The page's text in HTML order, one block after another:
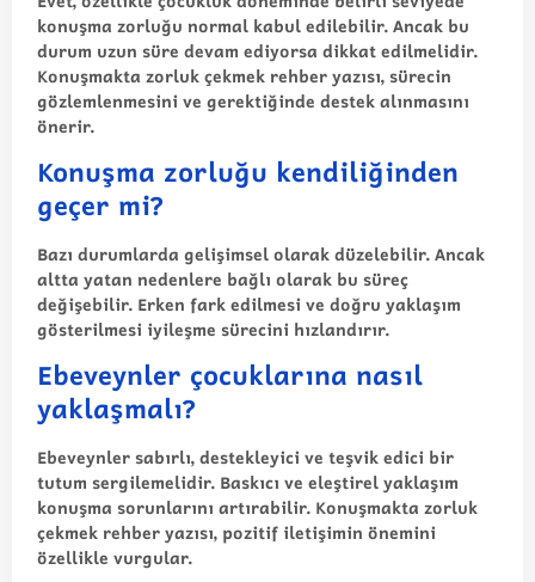
konuşma zorluğu normal kabul edilebilir. Ancak bu
durum uzun süre devam ediyorsa dikkat edilmelidir.
Konuşmakta zorluk çekmek rehber yazısı, sürecin
gözlemlenmesini ve gerektiğinde destek alınmasını
önerir.
Konuşma zorluğu kendiliğinden
geçer mi?
Bazı durumlarda gelişimsel olarak düzelebilir. Ancak
altta yatan nedenlere bağlı olarak bu süreç
değişebilir. Erken fark edilmesi ve doğru yaklaşım
gösterilmesi iyileşme sürecini hızlandırır.
Ebeveynler çocuklarına nasıl
yaklaşmalı?
Ebeveynler sabırlı, destekleyici ve teşvik edici bir
tutum sergilemelidir. Baskıcı ve eleştirel yaklaşım
konuşma sorunlarını artırabilir. Konuşmakta zorluk
çekmek rehber yazısı, pozitif iletişimin önemini
özellikle vurgular.